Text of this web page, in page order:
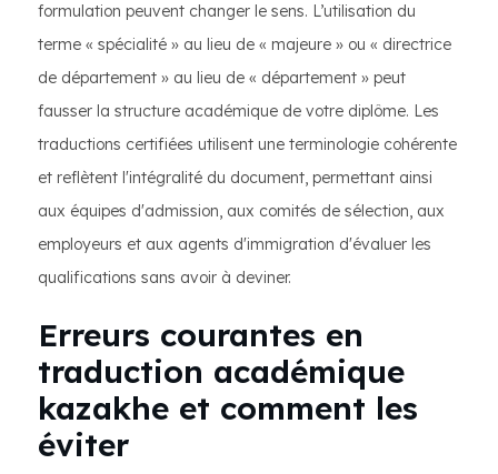
formulation peuvent changer le sens. L’utilisation du
terme « spécialité » au lieu de « majeure » ou « directrice
de département » au lieu de « département » peut
fausser la structure académique de votre diplôme. Les
traductions certifiées utilisent une terminologie cohérente
et reflètent l'intégralité du document, permettant ainsi
aux équipes d'admission, aux comités de sélection, aux
employeurs et aux agents d'immigration d'évaluer les
qualifications sans avoir à deviner.
Erreurs courantes en
traduction académique
kazakhe et comment les
éviter